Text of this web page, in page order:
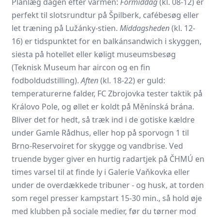
perfekt til slotsrundtur på Špilberk, cafébesøg eller
let træning på Lužánky-stien. Middagsheden(kl. 12-
16) er tidspunktet for en balkánsandwich i skyggen,
siesta på hotellet eller køligt museums­besøg
(Teknisk Museum har aircon og en fin
fodboldudstilling).Aften(kl. 18-22) er guld:
temperaturerne falder, FC Zbrojovka tester taktik på
Královo Pole, og øllet er koldt på Měnínská brána.
Bliver det for hedt, så træk ind i de gotiske kældre
under Gamle Rådhus, eller hop på sporvogn 1 til
Brno-Reservoiret for skygge og vandbrise. Ved
truende byger giver en hurtig radar­tjek på ČHMÚ en
times varsel til at finde ly i Galerie Vaňkovka eller
under de overdækkede tribuner - og husk, at torden
som regel presser kamp­start 15-30 min., så hold øje
med klubben på sociale medier, før du tørner mod